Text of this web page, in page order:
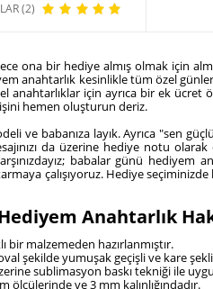
(2)
ona bir hediye almış olmak için
anahtarlık kesinlikle tüm özel
anahtarlıklar için ayrıca bir ek
hemen oluşturun deriz.
ve babanıza layık. Ayrıca "sen
da üzerine hediye notu olarak
babalar günü hediyem
çalışıyoruz. Hediye
Anahtarlık
bir malzemeden hazırlanmıştır.
şekilde yumuşak geçişli ve kare
sublimasyon baskı tekniği ile
ölçülerinde ve 3 mm kalınlığındadır.